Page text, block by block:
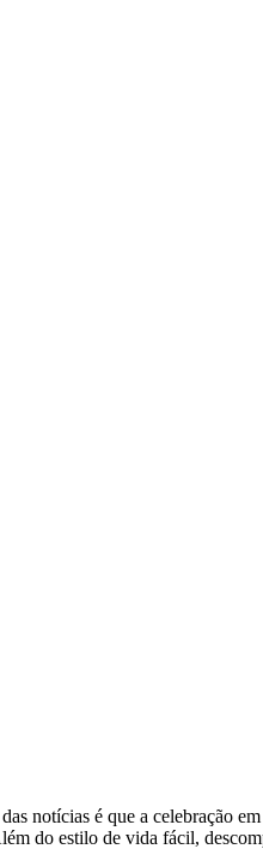
notícias é que a celebração
do estilo de vida fácil,